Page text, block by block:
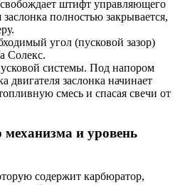
штифт управляющего
полностью закрывается,
угол (пусковой зазор)
Солекс.
системы. Под напором
двигателя заслонка начинает
смесь и спасая свечи от
и уровень
содержит карбюратор,